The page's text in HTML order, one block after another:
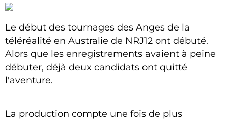
Le début des tournages des Anges de la
téléréalité en Australie de NRJ12 ont débuté.
Alors que les enregistrements avaient à peine
débuter, déjà deux candidats ont quitté
l'aventure.
La production compte une fois de plus